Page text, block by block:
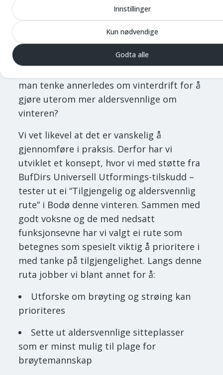
på en måte som gir gevinst hos begge
parter?
Å øke tilgjengeligheten med mindre
budsjett krever kreativitet, innvoasjon og
man tenke annerledes om vinterdrift for å
gjøre uterom mer aldersvennlige om
vinteren?
Vi vet likevel at det er vanskelig å
gjennomføre i praksis. Derfor har vi
utviklet et konsept, hvor vi med støtte fra
BufDirs Universell Utformings-tilskudd –
tester ut ei “Tilgjengelig og aldersvennlig
rute” i Bodø denne vinteren. Sammen med
godt voksne og de med nedsatt
funksjonsevne har vi valgt ei rute som
betegnes som spesielt viktig å prioritere i
med tanke på tilgjengelighet. Langs denne
ruta jobber vi blant annet for å:
Utforske om brøyting og strøing kan
prioriteres
Sette ut aldersvennlige sitteplasser
som er minst mulig til plage for
brøytemannskap
Innstillinger
Kun nødvendige
Godta alle